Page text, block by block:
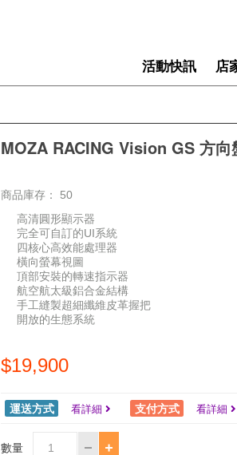
活動快訊 店
MOZA RACING Vision GS 方向
商品庫存：
50
高清圓形顯示器
完全可自訂的UI系統
四核心高效能處理器
橫向螢幕視圖
頂部安裝的轉速指示器
航空航太級鋁合金結構
手工縫製超細纖維皮革握把
開放的生態系統
$19,900
運送方式 看詳細 支付方式 看詳細
數量